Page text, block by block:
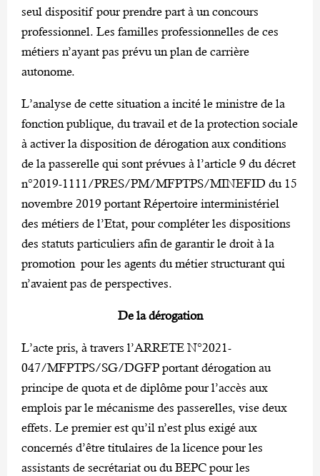
seul dispositif pour prendre part à un concours
professionnel. Les familles professionnelles de ces
métiers n’ayant pas prévu un plan de carrière
autonome.
L’analyse de cette situation a incité le ministre de la
fonction publique, du travail et de la protection sociale
à activer la disposition de dérogation aux conditions
de la passerelle qui sont prévues à l’article 9 du décret
n°2019-1111/PRES/PM/MFPTPS/MINEFID du 15
novembre 2019 portant Répertoire interministériel
des métiers de l’Etat, pour compléter les dispositions
des statuts particuliers afin de garantir le droit à la
promotion pour les agents du métier structurant qui
n’avaient pas de perspectives.
De la dérogation
L’acte pris, à travers l’ARRETE N°2021-
047/MFPTPS/SG/DGFP portant dérogation au
principe de quota et de diplôme pour l’accès aux
emplois par le mécanisme des passerelles, vise deux
effets. Le premier est qu’il n’est plus exigé aux
concernés d’être titulaires de la licence pour les
assistants de secrétariat ou du BEPC pour les